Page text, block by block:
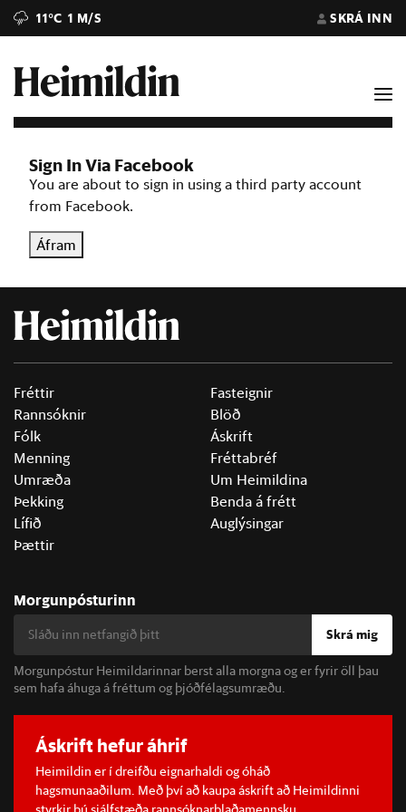
11°C 1 M/S SKRÁ INN
Sign In Via Facebook
You are about to sign in using a third party account
from Facebook.
Áfram
Fréttir
Rannsóknir
Fólk
Menning
Umræða
Þekking
Lífið
Þættir
Fasteignir
Blöð
Áskrift
Fréttabréf
Um Heimildina
Benda á frétt
Auglýsingar
Morgunpósturinn
Skrá mig
Morgunpóstur Heimildarinnar berst alla morgna og er fyrir öll þau
sem hafa áhuga á fréttum og þjóðfélagsumræðu.
Áskrift hefur áhrif
Heimildin er í dreifðu eignarhaldi og óháð
hagsmunaaðilum. Með því að kaupa áskrift að Heimildinni